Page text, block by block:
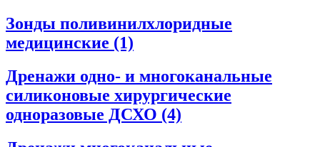
Зонды поливинилхлоридные
медицинские (1)
Дренажи одно- и многоканальные
силиконовые хирургические
одноразовые ДСХО (4)